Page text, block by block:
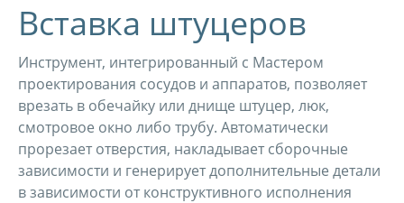
Вставка штуцеров
Инструмент, интегрированный с Мастером
проектирования сосудов и аппаратов, позволяет
врезать в обечайку или днище штуцер, люк,
смотровое окно либо трубу. Автоматически
прорезает отверстия, накладывает сборочные
зависимости и генерирует дополнительные детали
в зависимости от конструктивного исполнения